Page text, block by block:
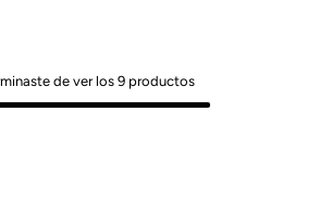
de ver los 9 productos